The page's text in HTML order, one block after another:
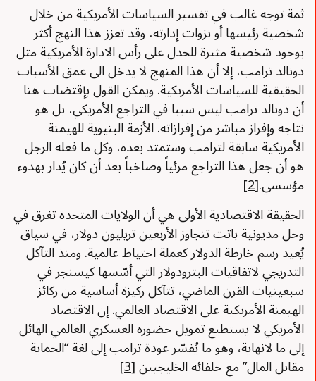
ثمة توجه غالب في تفسير السياسات الأمريكية من خلال
شخصية رئيسها أو نزوات إدارته، وقد تعزز هذا النهج أكثر
بوجود شخصية مثيرة للجدل على رأس الادارة الأمريكية مثل
دونالد ترامب، إلا أن هذا المنهج لا يدخل الى عمق الأسباب
الحقيقية للسياسات الأمريكية. ويمكن القول بإقتضاب هنا
أن دونالد ترامب ليس سببا في التراجع الأمريكي، بل هو
نتاجه وإفراز مباشر من إفرازاته. الأزمة البنيوية للهيمنة
الأمريكية سابقة لترامب وستمتد بعده، وكل ما فعله الرجل
هو أن جعل هذا التراجع مرئياً وصاخباً بعد أن كان يُدار بهدوء
مؤسسي.[2]
الحقيقة الاقتصادية الأولى هي أن الولايات المتحدة تغرق في
وحل مديونية باتت تتجاوز الأربعين تريليون دولار، في سياق
يُعيد رسم خارطة الدولار كعملة احتياط عالمية. ومنذ التآكل
التدريجي لاتفاقيات البترودولار التي أسّسها كيسنجر في
سبعينيات القرن الماضي، تتآكل ركيزة أساسية من ركائز
الهيمنة الأمريكية على الاقتصاد العالمي. إن الاقتصاد
الأمريكي لا يستطيع تمويل حضوره العسكري العالمي الهائل
إلى ما لانهاية، وهو ما يُفسّر عودة ترامب إلى لغة “الحماية
مقابل المال” مع حلفائه الخليجيين[3]